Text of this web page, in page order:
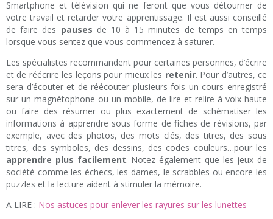
Smartphone et télévision qui ne feront que vous détourner de
votre travail et retarder votre apprentissage. Il est aussi conseillé
de faire des pauses de 10 à 15 minutes de temps en temps
lorsque vous sentez que vous commencez à saturer.
Les spécialistes recommandent pour certaines personnes, d’écrire
et de réécrire les leçons pour mieux les retenir. Pour d’autres, ce
sera d’écouter et de réécouter plusieurs fois un cours enregistré
sur un magnétophone ou un mobile, de lire et relire à voix haute
ou faire des résumer ou plus exactement de schématiser les
informations à apprendre sous forme de fiches de révisions, par
exemple, avec des photos, des mots clés, des titres, des sous
titres, des symboles, des dessins, des codes couleurs…pour les
apprendre plus facilement. Notez également que les jeux de
société comme les échecs, les dames, le scrabbles ou encore les
puzzles et la lecture aident à stimuler la mémoire.
A LIRE : Nos astuces pour enlever les rayures sur les lunettes